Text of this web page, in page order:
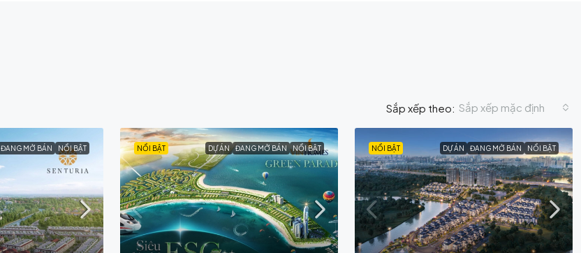
Sắp xếp theo: Sắp xếp mặc định
ĐANG MỞ BÁN NỔI BẬT NỔI BẬT DỰ ÁN ĐANG MỞ BÁN NỔI BẬT NỔI BẬT DỰ ÁN ĐANG MỞ BÁN NỔI BẬT